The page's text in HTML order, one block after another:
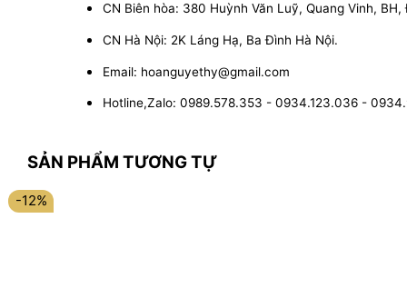
CN Biên hòa: 380 Huỳnh Văn Luỹ, Quang Vinh, BH,
CN Hà Nội: 2K Láng Hạ, Ba Đình Hà Nội.
Email: hoanguyethy@gmail.com
Hotline,Zalo: 0989.578.353 - 0934.123.036 -
SẢN PHẨM TƯƠNG TỰ
-12%